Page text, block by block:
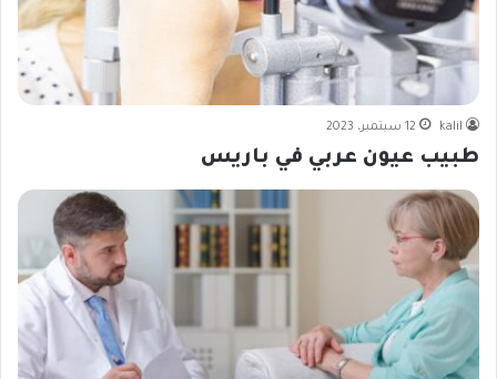
kalil 12 سبتمبر، 2023
طبيب عيون عربي في باريس